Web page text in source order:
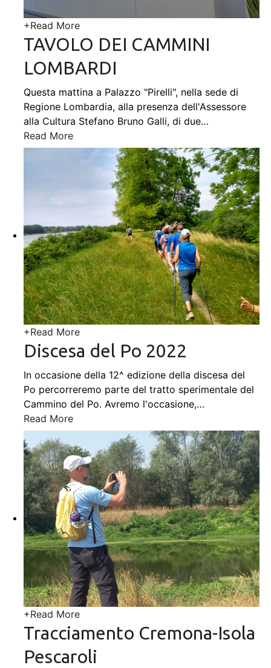
+Read More
TAVOLO DEI CAMMINI
LOMBARDI
Questa mattina a Palazzo "Pirelli", nella sede di
Regione Lombardia, alla presenza dell'Assessore
alla Cultura Stefano Bruno Galli, di due…
Read More
+Read More
Discesa del Po 2022
In occasione della 12^ edizione della discesa del
Po percorreremo parte del tratto sperimentale del
Cammino del Po. Avremo l'occasione,…
Read More
+Read More
Tracciamento Cremona-Isola
Pescaroli